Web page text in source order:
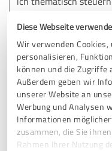
Diese Webseite
Wir verwenden Cookies,
personalisieren,
können und die Zugriffe
Außerdem geben wir
unserer Website an
Werbung und Analysen
Informationen
zusammen, die Sie
Rahmen Ihrer Nutzung
Erfahrungsbericht &
Willy Metzeler,
09.09.2022 V.
5,00 von 5